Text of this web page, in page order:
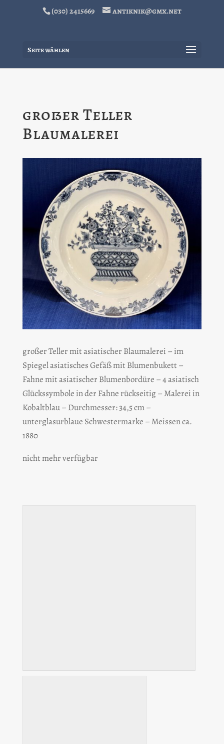
(030) 2415669 antiknik@gmx.net
Seite wählen
großer Teller
Blaumalerei
großer Teller mit asiatischer Blaumalerei – im
Spiegel asiatisches Gefäß mit Blumenbukett –
Fahne mit asiatischer Blumenbordüre – 4 asiatisch
Glückssymbole in der Fahne rückseitig – Malerei in
Kobaltblau – Durchmesser: 34,5 cm –
unterglasurblaue Schwestermarke – Meissen ca.
1880
nicht mehr verfügbar